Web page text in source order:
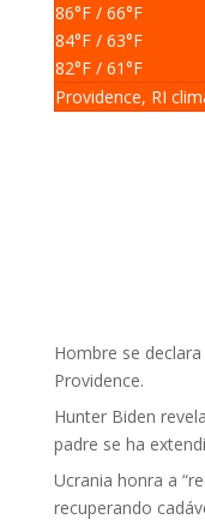
86°F/ 66°F
84°F/ 63°F
82°F/ 61°F
Providence, RI
Hombre se
Providence.
Hunter Biden
padre se ha
Ucrania honra a
recuperando